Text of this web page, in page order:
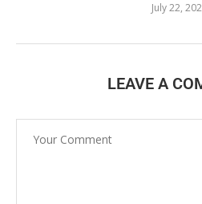
July 22,
LEAVE A